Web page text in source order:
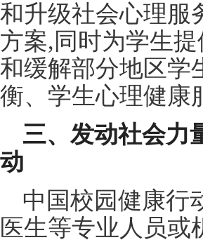
和升级社会心理服
方案,同时为学生
和缓解部分地区学
衡、学生心理健康
三、发动社会
动
中国校园健康行
医生等专业人员